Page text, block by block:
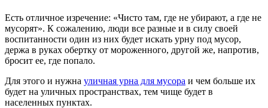
Есть отличное изречение: «Чисто там, где не убирают, а где не
мусорят». К сожалению, люди все разные и в силу своей
воспитанности один из них будет искать урну под мусор,
держа в руках обертку от мороженного, другой же, напротив,
бросит ее, где попало.
Для этого и нужна уличная урна для мусора и чем больше их
будет на уличных пространствах, тем чище будет в
населенных пунктах.